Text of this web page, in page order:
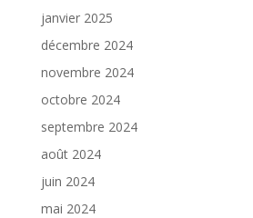
janvier 2025
décembre 2024
novembre 2024
octobre 2024
septembre 2024
août 2024
juin 2024
mai 2024